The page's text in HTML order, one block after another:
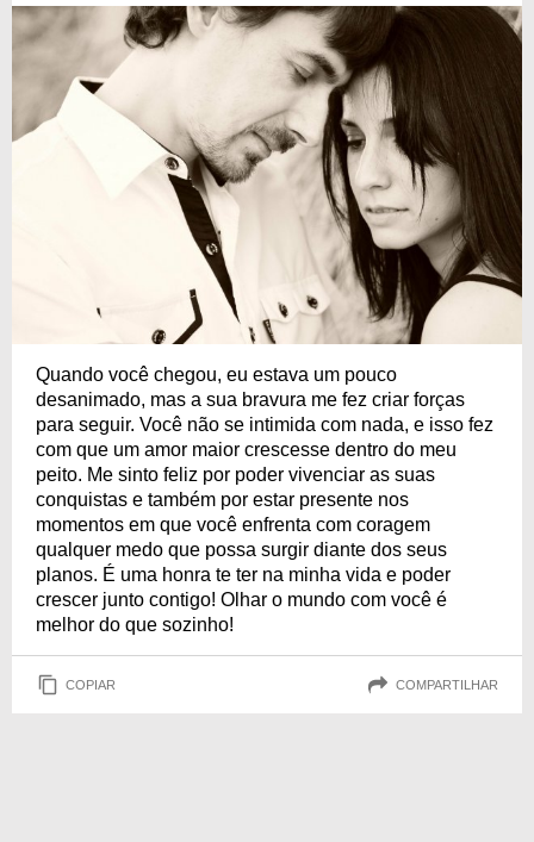
Quando você chegou, eu estava um pouco
desanimado, mas a sua bravura me fez criar forças
para seguir. Você não se intimida com nada, e isso fez
com que um amor maior crescesse dentro do meu
peito. Me sinto feliz por poder vivenciar as suas
conquistas e também por estar presente nos
momentos em que você enfrenta com coragem
qualquer medo que possa surgir diante dos seus
planos. É uma honra te ter na minha vida e poder
crescer junto contigo! Olhar o mundo com você é
melhor do que sozinho!
COPIAR COMPARTILHAR